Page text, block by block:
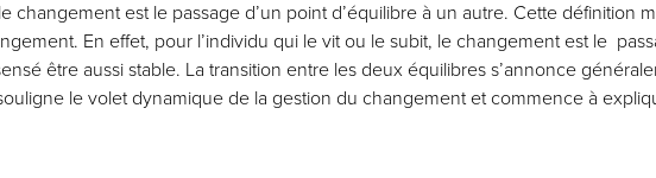
changement est le passage d’un point d’équilibre à un autre. Cette définition
En effet, pour l’individu qui le vit ou le subit, le changement est le
être aussi stable. La transition entre les deux équilibres s’annonce
le volet dynamique de la gestion du changement et commence à